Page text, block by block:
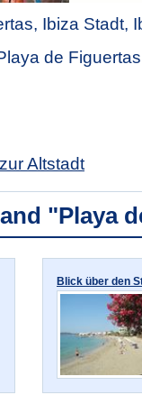
Ibiza Stadt,
de
Altstadt
"Playa
Blick über den